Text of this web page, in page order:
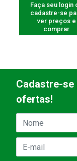
Faça seu login
cadastre-se
ver preços e
comprar
Cadastre-se
ofertas!